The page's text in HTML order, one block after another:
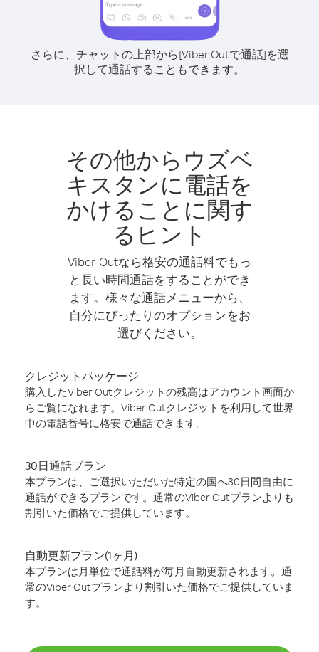
さらに、チャットの上部から[Viber Outで通話]を選
択して通話することもできます。
その他からウズベ
キスタンに電話を
かけることに関す
るヒント
Viber Outなら格安の通話料でもっ
と長い時間通話をすることができ
ます。様々な通話メニューから、
自分にぴったりのオプションをお
選びください。
クレジットパッケージ
購入したViber Outクレジットの残高はアカウント画面か
らご覧になれます。Viber Outクレジットを利用して世界
中の電話番号に格安で通話できます。
30日通話プラン
本プランは、ご選択いただいた特定の国へ30日間自由に
通話ができるプランです。通常のViber Outプランよりも
割引いた価格でご提供しています。
自動更新プラン(1ヶ月)
本プランは月単位で通話料が毎月自動更新されます。通
常のViber Outプランより割引いた価格でご提供していま
す。